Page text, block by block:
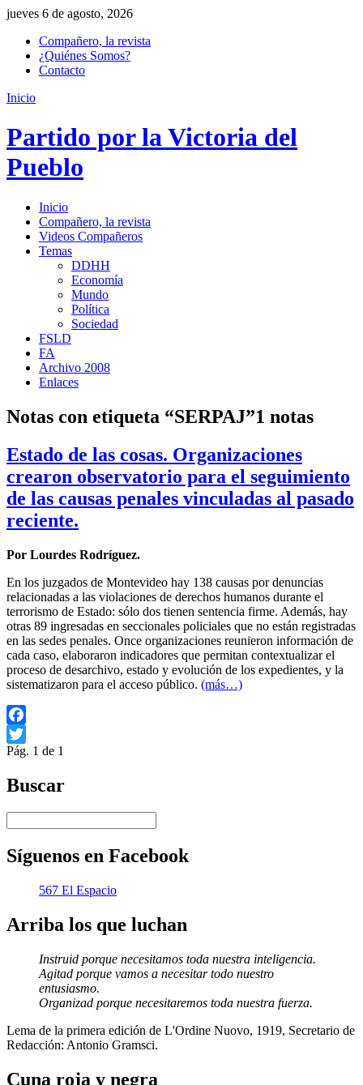
jueves 6 de agosto, 2026
Compañero, la revista
¿Quiénes Somos?
Contacto
Inicio
Partido por la Victoria del
Pueblo
Inicio
Compañero, la revista
Videos Compañeros
Temas
DDHH
Economía
Mundo
Política
Sociedad
FSLD
FA
Archivo 2008
Enlaces
Notas con etiqueta “SERPAJ”1 notas
Estado de las cosas. Organizaciones
crearon observatorio para el seguimiento
de las causas penales vinculadas al pasado
reciente.
Por Lourdes Rodríguez.
En los juzgados de Montevideo hay 138 causas por denuncias
relacionadas a las violaciones de derechos humanos durante el
terrorismo de Estado: sólo dos tienen sentencia firme. Además, hay
otras 89 ingresadas en seccionales policiales que no están registradas
en las sedes penales. Once organizaciones reunieron información de
cada caso, elaboraron indicadores que permitan contextualizar el
proceso de desarchivo, estado y evolución de los expedientes, y la
sistematizaron para el acceso público. (más…)
Facebook
Twitter
Pág. 1 de 1
Buscar
Síguenos en Facebook
567 El Espacio
Arriba los que luchan
Instruid porque necesitamos toda nuestra inteligencia.
Agitad porque vamos a necesitar todo nuestro
entusiasmo.
Organizad porque necesitaremos toda nuestra fuerza.
Lema de la primera edición de L'Ordine Nuovo, 1919, Secretario de
Redacción: Antonio Gramsci.
Cuna roja y negra